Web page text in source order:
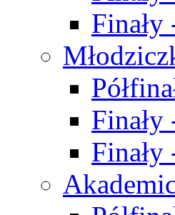
Finały
Finały
Finały